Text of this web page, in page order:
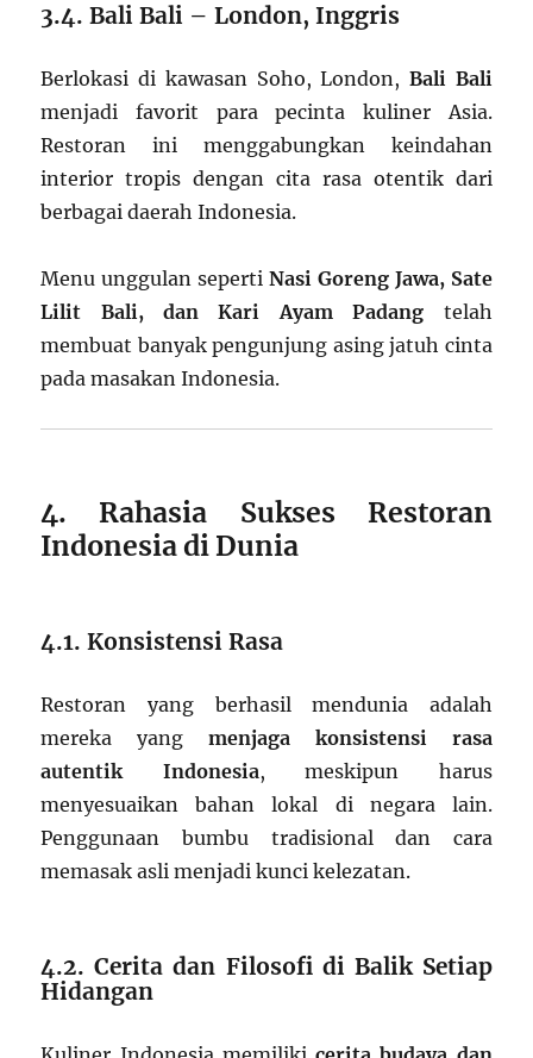
3.4. Bali Bali – London, Inggris
Berlokasi di kawasan Soho, London, Bali Bali
menjadi favorit para pecinta kuliner Asia.
Restoran ini menggabungkan keindahan
interior tropis dengan cita rasa otentik dari
berbagai daerah Indonesia.
Menu unggulan seperti Nasi Goreng Jawa, Sate
Lilit Bali, dan Kari Ayam Padang telah
membuat banyak pengunjung asing jatuh cinta
pada masakan Indonesia.
4. Rahasia Sukses Restoran
Indonesia di Dunia
4.1. Konsistensi Rasa
Restoran yang berhasil mendunia adalah
mereka yang menjaga konsistensi rasa
autentik Indonesia, meskipun harus
menyesuaikan bahan lokal di negara lain.
Penggunaan bumbu tradisional dan cara
memasak asli menjadi kunci kelezatan.
4.2. Cerita dan Filosofi di Balik Setiap
Hidangan